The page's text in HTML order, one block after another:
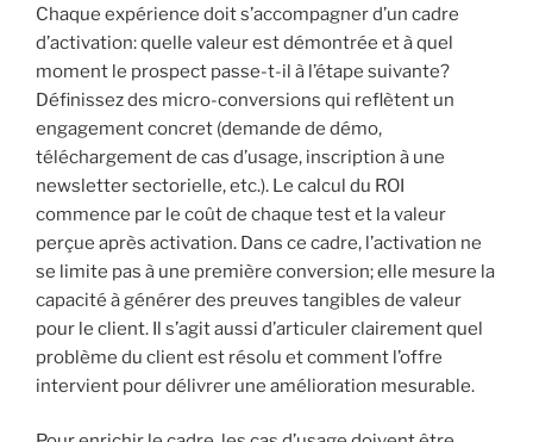
Chaque expérience doit s’accompagner d’un cadre
d’activation: quelle valeur est démontrée et à quel
moment le prospect passe-t-il à l’étape suivante?
Définissez des micro-conversions qui reflètent un
engagement concret (demande de démo,
téléchargement de cas d’usage, inscription à une
newsletter sectorielle, etc.). Le calcul du ROI
commence par le coût de chaque test et la valeur
perçue après activation. Dans ce cadre, l’activation ne
se limite pas à une première conversion; elle mesure la
capacité à générer des preuves tangibles de valeur
pour le client. Il s’agit aussi d’articuler clairement quel
problème du client est résolu et comment l’offre
intervient pour délivrer une amélioration mesurable.